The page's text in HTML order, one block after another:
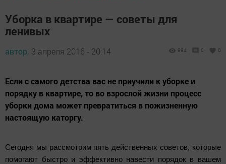
Уборка в квартире — советы для
ленивых
автор, 3 апреля 2016 - 20:14 994 0 0
Если с самого детства вас не приучили к уборке и
порядку в квартире, то во взрослой жизни процесс
уборки дома может превратиться в пожизненную
настоящую каторгу.
Сегодня мы рассмотрим пять действенных советов, которые
помогают быстро и эффективно навести порядок в вашем